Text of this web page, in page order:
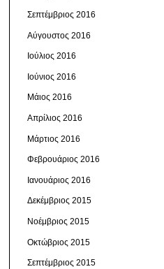
Σεπτέμβριος 2016
Αύγουστος 2016
Ιούλιος 2016
Ιούνιος 2016
Μάιος 2016
Απρίλιος 2016
Μάρτιος 2016
Φεβρουάριος 2016
Ιανουάριος 2016
Δεκέμβριος 2015
Νοέμβριος 2015
Οκτώβριος 2015
Σεπτέμβριος 2015